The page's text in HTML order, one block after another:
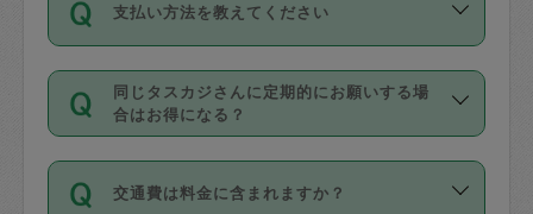
の上事前申請することが必要です。な
お、3時間を下回っても、値引き等はござ
いません。
身が価格を選んで設定しています。
タスカジさんの価格設定には最初は制限
があり、レビュー件数、レビューの平均
値、などで除々に設定可能な最高額が上
がっていく仕組みになっています。
支払い方法を教えてください
お支払方法はクレジットカード（Visa／
Master／JCB／AMERICAN EXPRESS／
Diners Club）のみとなります。
を行う際にご入力ください。プロフィー
同じタスカジさんに定期的にお願いする場
合はお得になる？
依頼には「スポット」と「定期（毎週｜
隔週）」があり、「定期」の依頼は「ス
交通費は料金に含まれますか？